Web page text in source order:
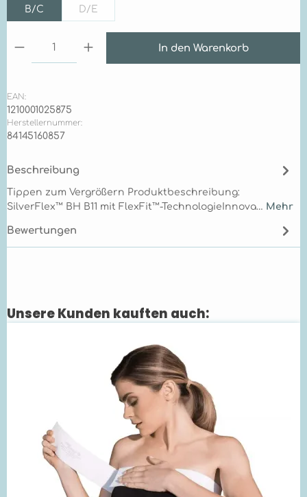
B/C D/E
Produkt Anzahl: Gib den gewünschten Wert
In den Warenkorb
EAN:
1210001025875
Herstellernummer:
84145160857
Beschreibung
Tippen zum Vergrößern Produktbeschreibung:
SilverFlex™ BH B11 mit FlexFit™-TechnologieInnova… Mehr
Bewertungen
Produktgalerie überspringen
Unsere Kunden kauften auch: